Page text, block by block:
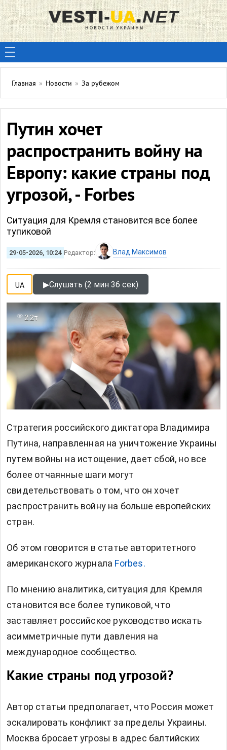
Главная » Новости » За рубежом
Путин хочет
распространить войну на
Европу: какие страны под
угрозой, - Forbes
Ситуация для Кремля становится все более
тупиковой
29-05-2026, 10:24 Редактор: Влад Максимов
UA ▶Слушать (2 мин 36 сек)
2.2т
Стратегия российского диктатора Владимира
Путина, направленная на уничтожение Украины
путем войны на истощение, дает сбой, но все
более отчаянные шаги могут
свидетельствовать о том, что он хочет
распространить войну на больше европейских
стран.
Об этом говорится в статье авторитетного
американского журнала Forbes.
По мнению аналитика, ситуация для Кремля
становится все более тупиковой, что
заставляет российское руководство искать
асимметричные пути давления на
международное сообщество.
Какие страны под угрозой?
Автор статьи предполагает, что Россия может
эскалировать конфликт за пределы Украины.
Москва бросает угрозы в адрес балтийских